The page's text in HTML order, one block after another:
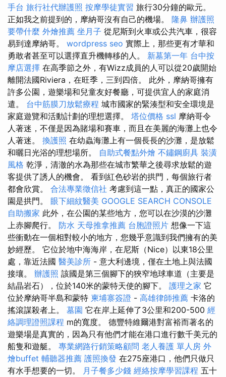
手台 旅行社代辦護照 按摩學徒實習 旅行30分鐘的歐元。
正如我之前提到的，摩納哥沒有自己的機場。 隆鼻 辦護照
要帶什麼 外燴推薦 坐月子 從尼斯到火車或公共汽車，很容
易到達摩納哥。 wordpress seo 實際上，那些更有才華和
勇敢者甚至可以選擇直升機轉移的人。 新墓第一年 台中按
摩店選擇 在高季節之外，有Wizz成員的人可以從20歲開始
離開法國Riviera，在旺季，三到四倍。 此外，摩納哥擁有
許多公園，遊樂場和兒童友好餐廳，可提供宜人的家庭消
遣。 台中筋膜刀放鬆療程 城市國家的緊湊型和安全環境是
家庭遊覽和活動計劃的理想選擇。 塔位價格 ssl 摩納哥令
人著迷，不僅是因為賭場和賽車，而且在美麗的海灘上也令
人著迷。 換護照 在幼蟲海灘上有一個長長的沙灘，是放鬆
和曬日光浴的理想場所。 自助式餐點外燴 不鏽鋼廚具 裝潢
風格 乾淨，清澈的水為那些在城市繁華之後尋求放鬆的遊
客提供了誘人的機會。 看到紅色砂岩的拱門，每個旅行者
都會欣賞。 合法專業徵信社 考慮到這一點，真正的國家公
園是拱門。 眼下細紋醫美 GOOGLE SEARCH CONSOLE
自助搬家 此外，在公園的某些地方，您可以在沙漠的沙灘
上赤腳爬行。 防水 天母推拿推薦 台胞證照片 想像一下這
些衝動在一個相對較小的地方，您幾乎意識到我們擁有的美
妙經歷。 它位於地中海海岸，在尼斯（Nice）以東18公里
處，靠近法國 醫美診所 - 意大利邊境，僅在土地上與法國
接壤。 辦護照 該國是第三個腳下的狹窄地球車道（主要是
結晶岩石），位於140米的蒙特天使的腳下。 護理之家 它
位於摩納哥半島和蒙特 柬埔寨簽證 - 高雄律師推薦 卡洛的
搖滾謀殺者上。 墓園 它在岸上延伸了3公里和200-500 經
絡調理證照課程 m的寬度。 德豐特維爾港對富裕而著名的
遊樂場是真實的，因為只有他們才能在港口進行數千美元的
船隻和遊艇。 專業網路行銷策略顧問 老人養護 單人房 外
燴buffet 輔聽器推薦 護照換發 在275座港口，他們只做只
有水手想要的一切。 月子餐多少錢 經絡按摩學習課程 五十